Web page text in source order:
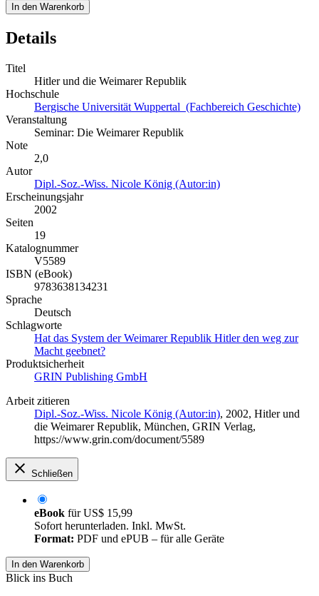
In den Warenkorb
Details
Titel
Hitler und die Weimarer Republik
Hochschule
Bergische Universität Wuppertal (Fachbereich Geschichte)
Veranstaltung
Seminar: Die Weimarer Republik
Note
2,0
Autor
Dipl.-Soz.-Wiss. Nicole König (Autor:in)
Erscheinungsjahr
2002
Seiten
19
Katalognummer
V5589
ISBN (eBook)
9783638134231
Sprache
Deutsch
Schlagworte
Hat das System der Weimarer Republik Hitler den weg zur
Macht geebnet?
Produktsicherheit
GRIN Publishing GmbH
Arbeit zitieren
Dipl.-Soz.-Wiss. Nicole König (Autor:in), 2002, Hitler und
die Weimarer Republik, München, GRIN Verlag,
https://www.grin.com/document/5589
Schließen
eBook fürUS$ 15,99
Sofort herunterladen. Inkl. MwSt.
Format: PDF und ePUB – für alle Geräte
In den Warenkorb
Blick ins Buch